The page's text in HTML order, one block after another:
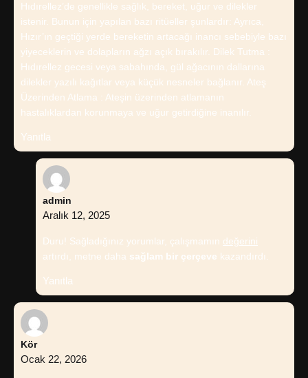
Hıdırellez’de genellikle sağlık, bereket, uğur ve dilekler
istenir. Bunun için yapılan bazı ritüeller şunlardır: Ayrıca,
Hızır’ın geçtiği yerde bereketin artacağı inancı sebebiyle bazı
yiyeceklerin ve dolapların ağzı açık bırakılır. Dilek Tutma :
Hıdırellez gecesi veya sabahında, gül ağacının dallarına
dilekler yazılı kağıtlar veya küçük nesneler bağlanır. Ateş
Üzerinden Atlama : Ateşin üzerinden atlamanın
hastalıklardan korunmaya ve uğur getirdiğine inanılır.
Yanıtla
admin
Aralık 12, 2025
Duru! Sağladığınız yorumlar, çalışmamın değerini
artırdı, metne daha sağlam bir çerçeve kazandırdı.
Yanıtla
Kör
Ocak 22, 2026